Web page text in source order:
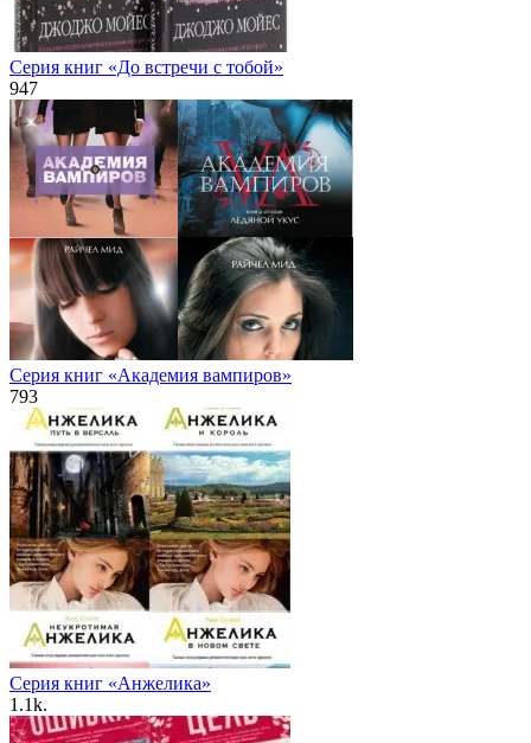
Серия книг «До встречи с тобой»
947
Серия книг «Академия вампиров»
793
Серия книг «Анжелика»
1.1k.